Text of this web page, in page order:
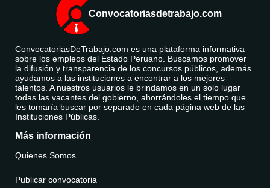
Convocatoriasdetrabajo.com
ConvocatoriasDeTrabajo.com es una plataforma informativa
sobre los empleos del Estado Peruano. Buscamos promover
la difusión y transparencia de los concursos públicos, además
ayudamos a las instituciones a encontrar a los mejores
talentos. A nuestros usuarios le brindamos en un solo lugar
todas las vacantes del gobierno, ahorrándoles el tiempo que
les tomaría buscar por separado en cada página web de las
Instituciones Públicas.
Más información
Quienes Somos
Publicar convocatoria